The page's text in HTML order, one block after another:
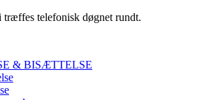
træffes telefonisk døgnet rundt.
& BISÆTTELSE